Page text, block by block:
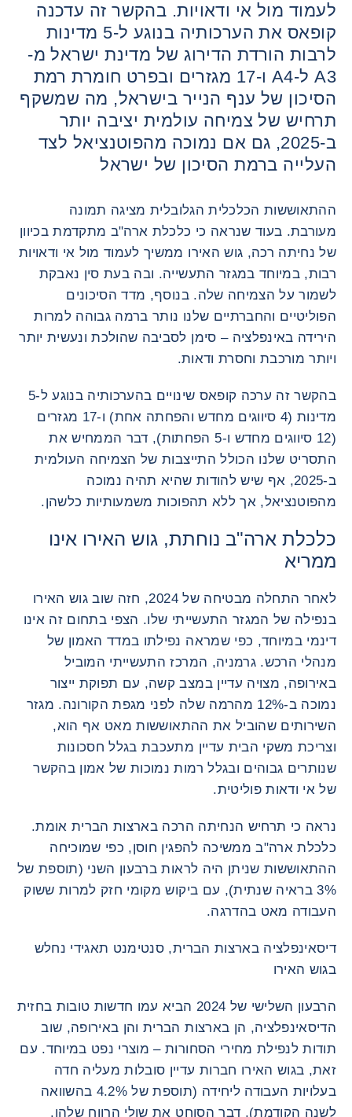
לעמוד מול אי ודאויות. בהקשר זה עדכנה
קופאס את הערכותיה בנוגע ל-5 מדינות
לרבות הורדת הדירוג של מדינת ישראל מ-
A3 ל-A4 ו-17 מגזרים ובפרט חומרת רמת
הסיכון של ענף הנייר בישראל, מה שמשקף
תרחיש של צמיחה עולמית יציבה יותר
ב-2025, גם אם נמוכה מהפוטנציאל לצד
העלייה ברמת הסיכון של ישראל
ההתאוששות הכלכלית הגלובלית מציגה תמונה
מעורבת. בעוד שנראה כי כלכלת ארה"ב מתקדמת בכיוון
של נחיתה רכה, גוש האירו ממשיך לעמוד מול אי ודאויות
רבות, במיוחד במגזר התעשייה. ובה בעת סין נאבקת
לשמור על הצמיחה שלה. בנוסף, מדד הסיכונים
הפוליטיים והחברתיים שלנו נותר ברמה גבוהה למרות
הירידה באינפלציה – סימן לסביבה שהולכת ונעשית יותר
ויותר מורכבת וחסרת ודאות.
בהקשר זה ערכה קופאס שינויים בהערכותיה בנוגע ל-5
מדינות (4 סיווגים מחדש והפחתה אחת) ו-17 מגזרים
(12 סיווגים מחדש ו-5 הפחתות), דבר הממחיש את
התסריט שלנו הכולל התייצבות של הצמיחה העולמית
ב-2025, אף שיש להודות שהיא תהיה נמוכה
מהפוטנציאל, אך ללא תהפוכות משמעותיות כלשהן.
כלכלת ארה"ב נוחתת, גוש האירו אינו
ממריא
לאחר התחלה מבטיחה של 2024, חזה שוב גוש האירו
בנפילה של המגזר התעשייתי שלו. הצפי בתחום זה אינו
דינמי במיוחד, כפי שמראה נפילתו במדד האמון של
מנהלי הרכש. גרמניה, המרכז התעשייתי המוביל
באירופה, מצויה עדיין במצב קשה, עם תפוקת ייצור
נמוכה ב-12% מהרמה שלה לפני מגפת הקורונה. מגזר
השירותים שהוביל את ההתאוששות מאט אף הוא,
וצריכת משקי הבית עדיין מתעכבת בגלל חסכונות
שנותרים גבוהים ובגלל רמות נמוכות של אמון בהקשר
של אי ודאות פוליטית.
נראה כי תרחיש הנחיתה הרכה בארצות הברית אומת.
כלכלת ארה"ב ממשיכה להפגין חוסן, כפי שמוכיחה
ההתאוששות שניתן היה לראות ברבעון השני (תוספת של
3% בראיה שנתית), עם ביקוש מקומי חזק למרות ששוק
העבודה מאט בהדרגה.
דיסאינפלציה בארצות הברית, סנטימנט תאגידי נחלש
בגוש האירו
הרבעון השלישי של 2024 הביא עמו חדשות טובות בחזית
הדיסאינפלציה, הן בארצות הברית והן באירופה, שוב
תודות לנפילת מחירי הסחורות – מוצרי נפט במיוחד. עם
זאת, בגוש האירו חברות עדיין סובלות מעליה חדה
בעלויות העבודה ליחידה (תוספת של 4.2% בהשוואה
לשנה הקודמת), דבר הסוחט את שולי הרווח שלהן.